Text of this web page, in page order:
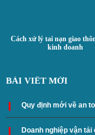
Cách xử lý tai nạn giao
kinh doanh
BÀI VIẾT MỚI
Quy định mới về an
Doanh nghiệp vận